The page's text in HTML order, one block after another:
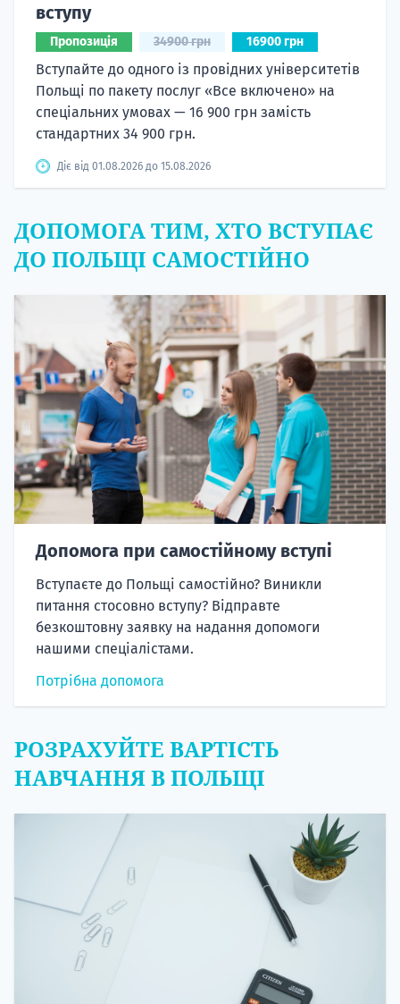
вступу
Пропозиція 34900 грн 16900 грн
Вступайте до одного із провідних університетів
Польщі по пакету послуг «Все включено» на
спеціальних умовах — 16 900 грн замість
стандартних 34 900 грн.
Діє від 01.08.2026 до 15.08.2026
ДОПОМОГА ТИМ, ХТО ВСТУПАЄ
ДО ПОЛЬЩІ САМОСТІЙНО
Допомога при самостійному вступі
Вступаєте до Польщі самостійно? Виникли
питання стосовно вступу? Відправте
безкоштовну заявку на надання допомоги
нашими спеціалістами.
Потрібна допомога
РОЗРАХУЙТЕ ВАРТІСТЬ
НАВЧАННЯ В ПОЛЬЩІ